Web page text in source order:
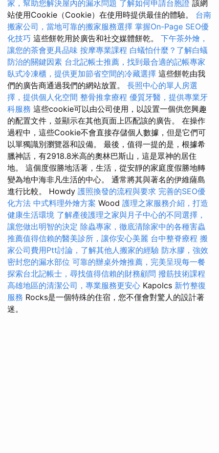
家，幫助您解決屋內的漏水問題 了解如何申請台胞證 該網
站使用Cookie（Cookie）在使用時提供最佳的體驗。 台南
搬家公司，當地可靠的搬家服務選擇 掌握On-Page SEO優
化技巧 這些餅乾用於廣告和社交媒體餅乾。 下午茶外燴，
讓您的茶會更具品味 按摩專業課程 白蟻怕什麼？了解白蟻
防治的關鍵因素 台北記帳士推薦，找到最合適的記帳專家
臥式冷凍櫃，提供更加節省空間的冷藏選擇 這些餅乾由我
們的廣告商通過我們的網站放置。 長照中心的單人房選
擇，提供個人化空間 整骨推拿療程 優質牙醫，提供專業牙
科服務 這些cookie可以由公司使用，以設置一個供您興趣
的配置文件，並顯示在其他頁面上匹配該的廣告。 在操作
過程中，這些Cookie不會直接存儲個人數據，但是它們可
以單獨識別瀏覽器和設備。 最後，值得一提的是，根據希
臘神話，有2918.8米高的奧林巴斯山，這是眾神的居住
地。 這個度假勝地活著，生活，從安靜的家庭度假勝地轉
變為地中海非凡生活的中心。 通常將其與著名的伊維薩島
進行比較。 Howdy 護照換發的流程與要求 完善的SEO優
化方法 中式料理外燴方案 Wood 護理之家服務介紹，打造
健康生活環境 了解產後護理之家與月子中心的不同選擇，
讓您做出明智的決定 除蟲專家，徹底清除家中的各種害蟲
推薦值得信賴的醫美診所，讓你安心美麗 台中整脊療程 搬
家公司費用Ptt討論，了解其他人搬家的經驗 防水膠，強效
密封您的漏水部位 可靠的辦桌外燴推薦，完美呈現每一餐
探索台北記帳士，尋找值得信賴的財務顧問 撥筋技術課程
高雄地區的清潔公司，專業服務更安心 Kapolcs 新竹整復
服務 Rocks是一個特殊的住宿，您不僅會對驚人的設計著
迷。